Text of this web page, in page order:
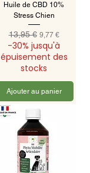
Huile de CBD 10%
Stress Chien
Prix original
13,95 € Prix
9,77 €
-30% jusqu'à
épuisement des
stocks
Ajouter au panier